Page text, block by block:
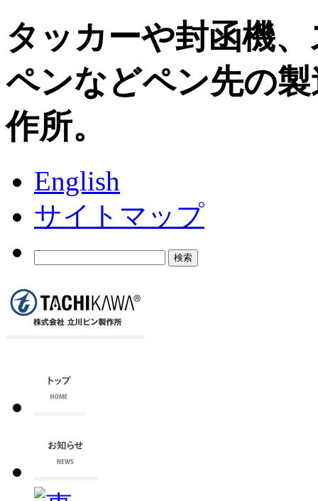
タッカーや封函機
ペンなどペン先の
作所。
English
サイトマップ